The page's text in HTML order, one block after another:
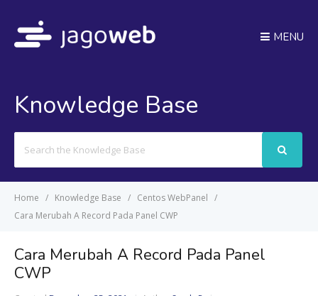
MENU
Knowledge Base
For
Home Knowledge Base
Centos WebPanel
Cara Merubah A Record Pada Panel CWP
Cara Merubah A Record Pada Panel
CWP